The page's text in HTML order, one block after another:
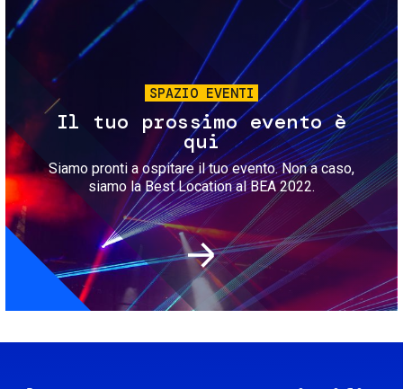
Immagine
SPAZIO EVENTI
Il tuo prossimo evento è
qui
Siamo pronti a ospitare il tuo evento. Non a caso,
siamo la Best Location al BEA 2022.